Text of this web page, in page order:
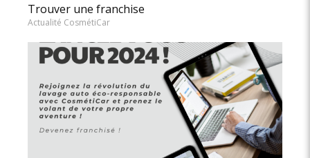
Trouver une franchise
Actualité CosmétiCar